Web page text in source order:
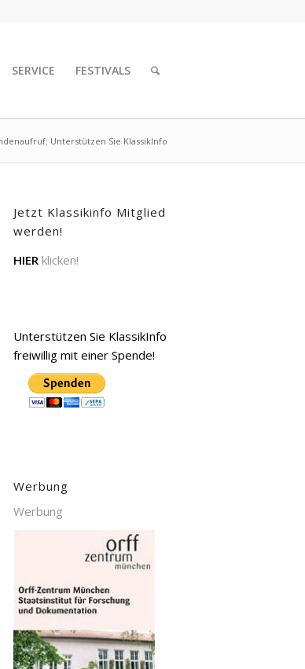
SERVICE FESTIVALS
Unterstützen Sie KlassikInfo
Jetzt Klassikinfo Mitglied
werden!
HIER klicken!
Unterstützen Sie KlassikInfo
freiwillig mit einer Spende!
Werbung
Werbung